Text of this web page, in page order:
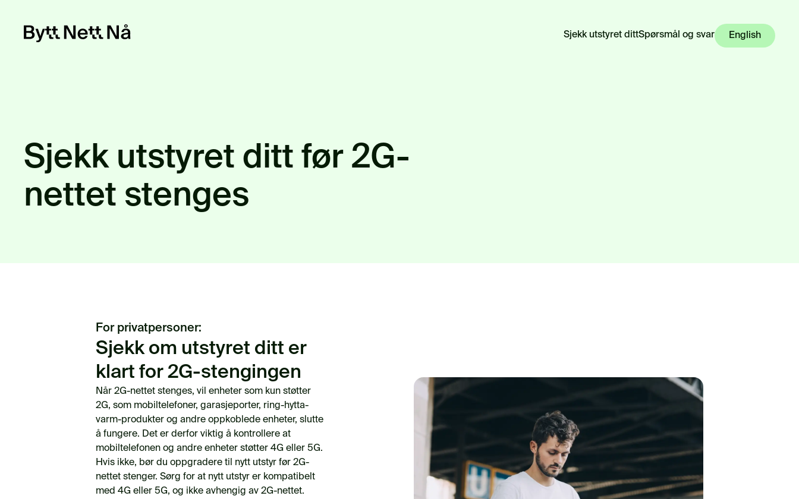
Sjekk utstyret dittSpørsmål og svar English
Sjekk utstyret ditt før 2G-
nettet stenges
For privatpersoner:
Sjekk om utstyret ditt er
klart for 2G-stengingen
Når 2G-nettet stenges, vil enheter som kun støtter
2G, som mobiltelefoner, garasjeporter, ring-hytta-
varm-produkter og andre oppkoblede enheter, slutte
å fungere. Det er derfor viktig å kontrollere at
mobiltelefonen og andre enheter støtter 4G eller 5G.
Hvis ikke, bør du oppgradere til nytt utstyr før 2G-
nettet stenger. Sørg for at nytt utstyr er kompatibelt
med 4G eller 5G, og ikke avhengig av 2G-nettet.